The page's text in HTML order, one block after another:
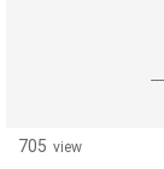
705 view